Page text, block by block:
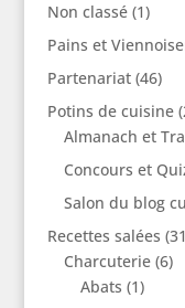
Non classé(1)
Pains et
Partenariat(46)
Potins de cuisine
Almanach et
Concours et
Salon du blog
Recettes salées
Charcuterie(6)
Abats (1)